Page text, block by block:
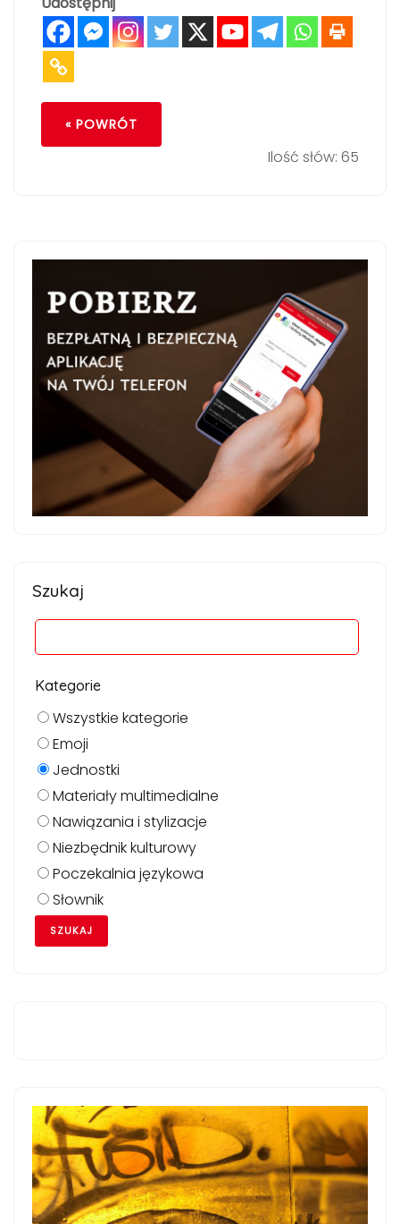
« POWRÓT
Ilość słów: 65
Szukaj
Kategorie
Wszystkie kategorie
Emoji
Jednostki
Materiały multimedialne
Nawiązania i stylizacje
Niezbędnik kulturowy
Poczekalnia językowa
Słownik